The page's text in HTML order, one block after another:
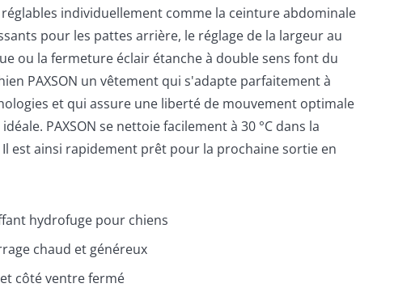
individuellement comme la ceinture abdominale
pour les pattes arrière, le réglage de la largeur au
ou la fermeture éclair étanche à double sens font du
PAXSON un vêtement qui s'adapte parfaitement à
et qui assure une liberté de mouvement optimale
PAXSON se nettoie facilement à 30 °C dans la
Il est ainsi rapidement prêt pour la prochaine sortie en
hydrofuge pour chiens
chaud et généreux
côté ventre fermé